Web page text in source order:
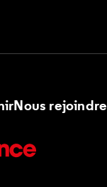
Nous rejoindre